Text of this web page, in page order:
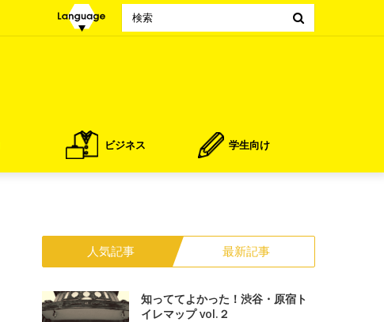
ビジネス 学生向け
人気記事 最新記事
知っててよかった！渋谷・原宿ト
イレマップ vol.２